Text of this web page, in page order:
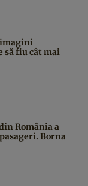
imagini
să fiu cât mai
România a
Borna